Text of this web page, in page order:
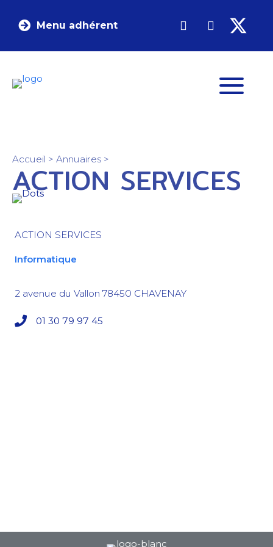
Menu adhérent
Accueil > Annuaires >
ACTION SERVICES
ACTION SERVICES
Informatique
2 avenue du Vallon 78450 CHAVENAY
01 30 79 97 45